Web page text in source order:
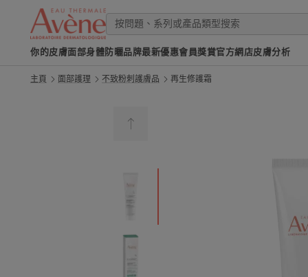
你的皮膚面部身體防曬品牌最新優惠會員獎賞官方網店皮膚分析
主頁 面部護理 不致粉刺護膚品 再生修護霜